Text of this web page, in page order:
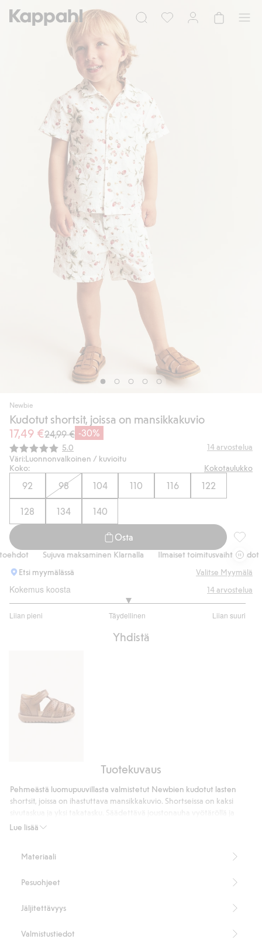
Newbie
Kudotut shortsit, joissa on mansikkakuvio
17,49 €24,99 € -30%
Keskimääräinen luokitus:
5.0 14arvostelua
Väri:Luonnonvalkoinen / kuvioitu
Koko:
Kokotaulukko
92 98 104 110 116 122
128 134 140
Osta
Sujuva maksaminen Klarnalla
Ilmaiset toimitusvaihtoehdot
Etsi myymälässä
Valitse Myymälä
Kokemus koosta
Liian pieni Täydellinen Liian suuri
/
14arvostelua
Yhdistä
Tuotekuvaus
Lue lisää
Pehmeästä luomupuuvillasta valmistetut Newbien kudotut lasten
shortsit, joissa on ihastuttava mansikkakuvio. Shortseissa on kaksi
koristenappi etupuolella. Kesäinen vaate yhtenäisen ja söpön lookin
Säädettävä vyötärö.
Tuotenumero:
Materiaali
Pesuohjeet
Jäljitettävyys
Valmistustiedot